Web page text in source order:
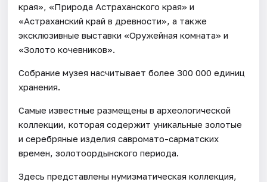
края», «Природа Астраханского края» и
«Астраханский край в древности», а также
эксклюзивные выставки «Оружейная комната» и
«Золото кочевников».
Собрание музея насчитывает более 300 000 единиц
хранения.
Самые известные размещены в археологической
коллекции, которая содержит уникальные золотые
и серебряные изделия савромато-сарматских
времен, золотоордынского периода.
Здесь представлены нумизматическая коллекция,